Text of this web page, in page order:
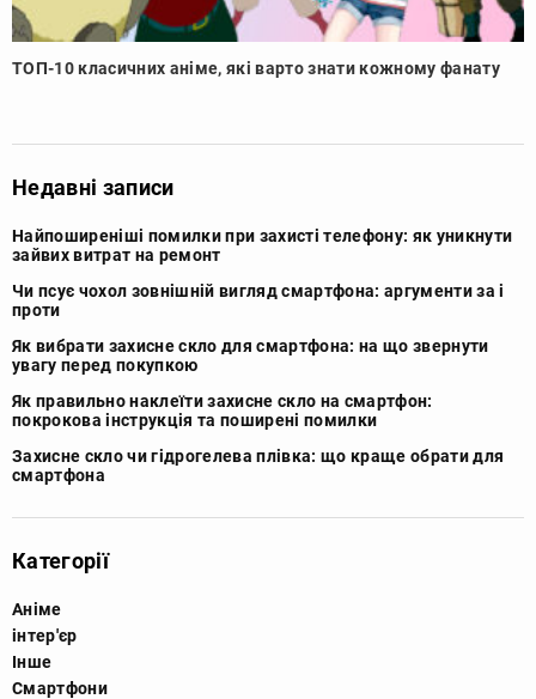
ТОП-10 класичних аніме, які варто знати кожному фанату
Недавні записи
Найпоширеніші помилки при захисті телефону: як уникнути
зайвих витрат на ремонт
Чи псує чохол зовнішній вигляд смартфона: аргументи за і
проти
Як вибрати захисне скло для смартфона: на що звернути
увагу перед покупкою
Як правильно наклеїти захисне скло на смартфон:
покрокова інструкція та поширені помилки
Захисне скло чи гідрогелева плівка: що краще обрати для
смартфона
Категорії
Аніме
інтер'єр
Інше
Смартфони